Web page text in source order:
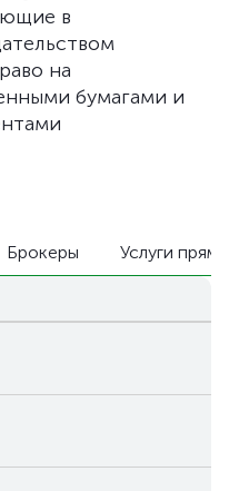
в
на
бумагами и
Брокеры Услуги